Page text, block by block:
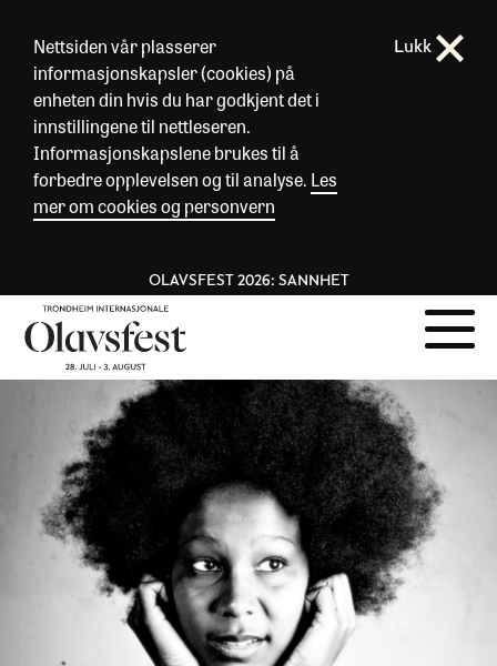
Nettsiden vår plasserer
informasjonskapsler (cookies) på
enheten din hvis du har godkjent det i
innstillingene til nettleseren.
Informasjonskapslene brukes til å
forbedre opplevelsen og til analyse. Les
mer om cookies og personvern
Lukk
OLAVSFEST 2026: SANNHET